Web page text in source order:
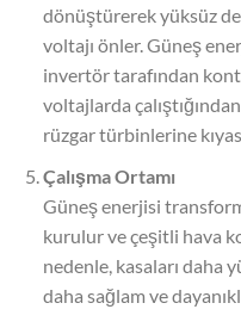
dönüştürerek yüksüz
voltajı önler. Güneş
invertör tarafından
voltajlarda
rüzgar türbinlerine
Çalışma Ortamı
Güneş enerjisi
kurulur ve çeşitli hava
nedenle, kasaları daha
daha sağlam ve